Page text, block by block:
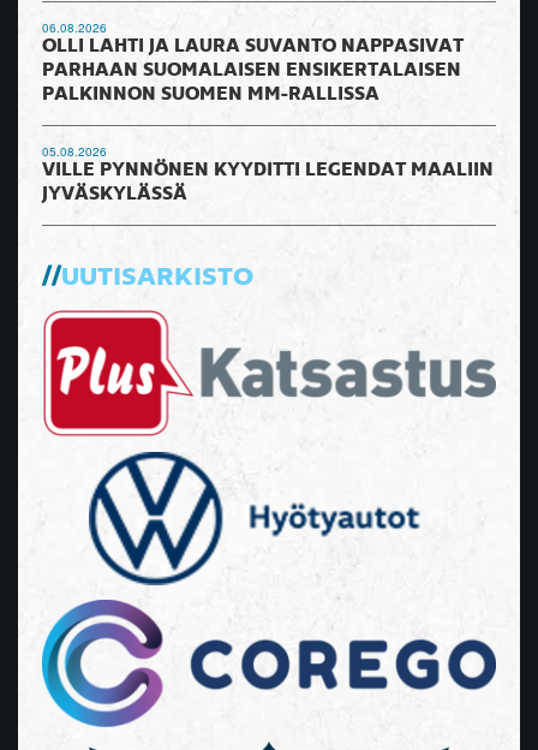
06.08.2026
OLLI LAHTI JA LAURA SUVANTO NAPPASIVAT
PARHAAN SUOMALAISEN ENSIKERTALAISEN
PALKINNON SUOMEN MM-RALLISSA
05.08.2026
VILLE PYNNÖNEN KYYDITTI LEGENDAT MAALIIN
JYVÄSKYLÄSSÄ
UUTISARKISTO